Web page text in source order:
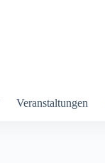
Veranstaltungen